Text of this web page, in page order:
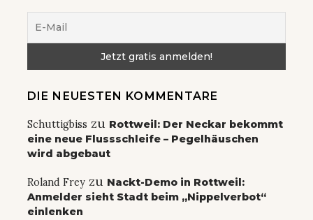
DIE NEUESTEN KOMMENTARE
Schuttigbiss zu Rottweil: Der Neckar bekommt
eine neue Flussschleife – Pegelhäuschen
wird abgebaut
Roland Frey zu Nackt-Demo in Rottweil:
Anmelder sieht Stadt beim „Nippelverbot“
einlenken